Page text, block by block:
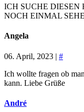
ICH SUCHE
NOCH EINMAL
Angela
06. April, 2023 | #
Ich wollte fragen ob
kann. Liebe Grüße
André